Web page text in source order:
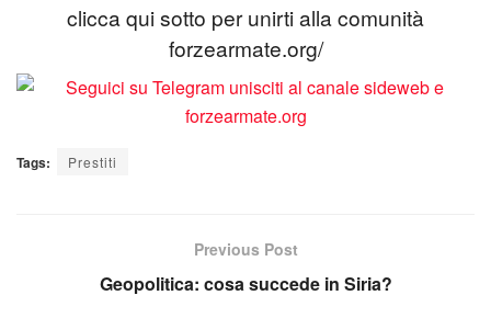
clicca qui sotto per unirti alla comunità
forzearmate.org/
Tags: Prestiti
Previous Post
Geopolitica: cosa succede in Siria?